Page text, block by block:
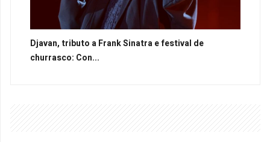
Djavan, tributo a Frank Sinatra e festival de
churrasco: Con...